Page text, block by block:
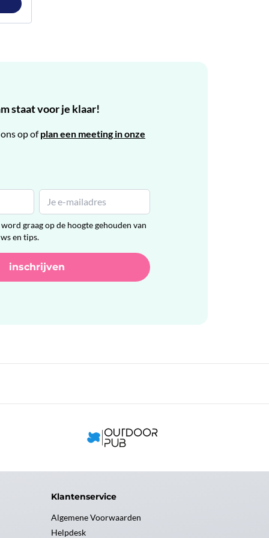
staat voor je klaar!
op ofplan een meeting in onze
graag op de hoogte gehouden van
en tips.
Klantenservice
Algemene Voorwaarden
Helpdesk